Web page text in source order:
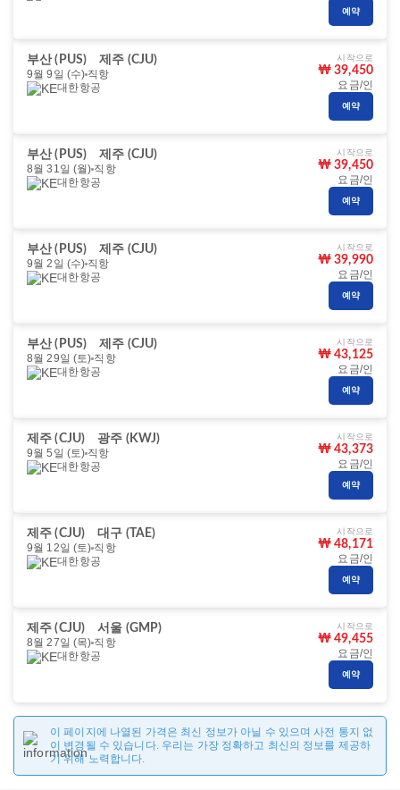
예약
부산 (PUS)
제주 (CJU)
9월 9일 (수) 직항
대한항공
시작으로
₩ 39,450
요금/인
예약
부산 (PUS)
제주 (CJU)
8월 31일 (월) 직항
대한항공
시작으로
₩ 39,450
요금/인
예약
부산 (PUS)
제주 (CJU)
9월 2일 (수) 직항
대한항공
시작으로
₩ 39,990
요금/인
예약
부산 (PUS)
제주 (CJU)
8월 29일 (토) 직항
대한항공
시작으로
₩ 43,125
요금/인
예약
제주 (CJU)
광주 (KWJ)
9월 5일 (토) 직항
대한항공
시작으로
₩ 43,373
요금/인
예약
제주 (CJU)
대구 (TAE)
9월 12일 (토) 직항
대한항공
시작으로
₩ 48,171
요금/인
예약
제주 (CJU)
서울 (GMP)
8월 27일 (목) 직항
대한항공
시작으로
₩ 49,455
요금/인
예약
이 페이지에 나열된 가격은 최신 정보가 아닐 수 있으며 사전 통지 없
이 변경될 수 있습니다. 우리는 가장 정확하고 최신의 정보를 제공하
기 위해 노력합니다.